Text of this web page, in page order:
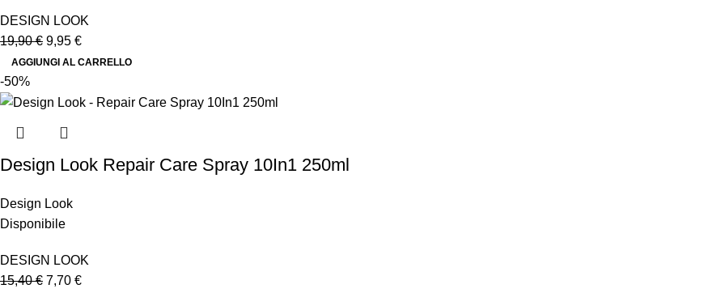
DESIGN LOOK
19,90€ 9,95 €
AGGIUNGI AL CARRELLO
-50%
Design Look Repair Care Spray 10In1 250ml
Design Look
Disponibile
DESIGN LOOK
15,40€ 7,70 €